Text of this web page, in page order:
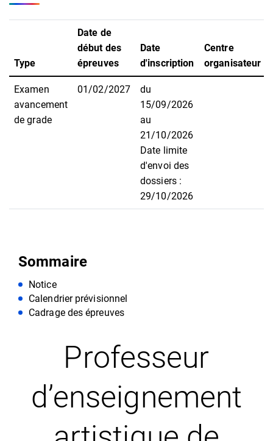
Type
Date de
début des
épreuves
Date
d'inscription
Centre
organisateur
Examen
avancement
de grade
01/02/2027
du
15/09/2026
au
21/10/2026
Date limite
d'envoi des
dossiers :
29/10/2026
Sommaire
Notice
Calendrier prévisionnel
Cadrage des épreuves
Professeur
d’enseignement